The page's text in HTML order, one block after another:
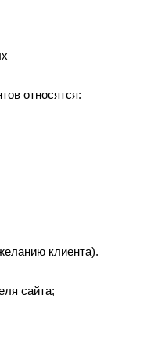
относятся:
клиента).
сайта;